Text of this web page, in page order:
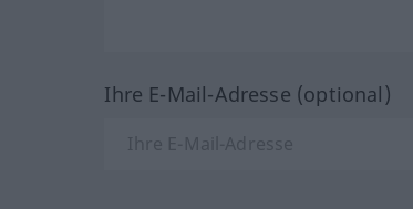
Ihre E-Mail-Adresse (optional)